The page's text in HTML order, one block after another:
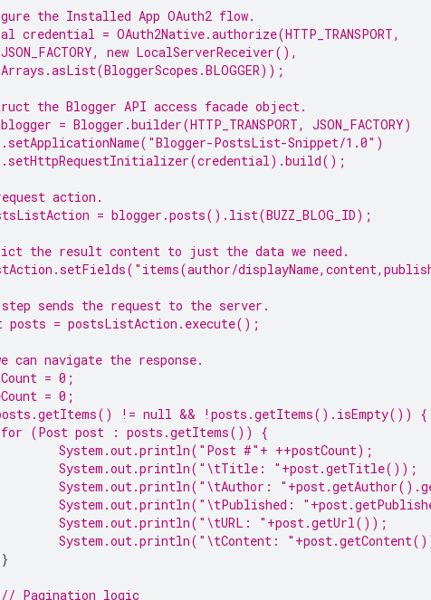
the Installed App OAuth2 flow.
credential = OAuth2Native.authorize(HTTP_TRANSPORT,
JSON_FACTORY, new LocalServerReceiver(),
Arrays.asList(BloggerScopes.BLOGGER));
the Blogger API access facade object.
= Blogger.builder(HTTP_TRANSPORT, JSON_FACTORY)
.setApplicationName( "Blogger-PostsList-Snippet/1.0" )
.setHttpRequestInitializer(credential).build();
action.
= blogger.posts().list(BUZZ_BLOG_ID);
the result content to just the data we need.
.setFields( "items(author/
sends the request to the server.
posts = postsListAction.execute();
can navigate the response.
= 0;
= 0;
!= null && !posts.getItems().isEmpty()) {
for (Post post : posts.getItems()) {
System.out.println( "Post #" + ++postCount);
System.out.println( "\tTitle: " +post.getTitle());
System.out.println( "\tAuthor: "
System.out.println( "\tPublished: "
System.out.println( "\tURL: " +post.getUrl());
System.out.println( "\tContent: "
}
// Pagination logic